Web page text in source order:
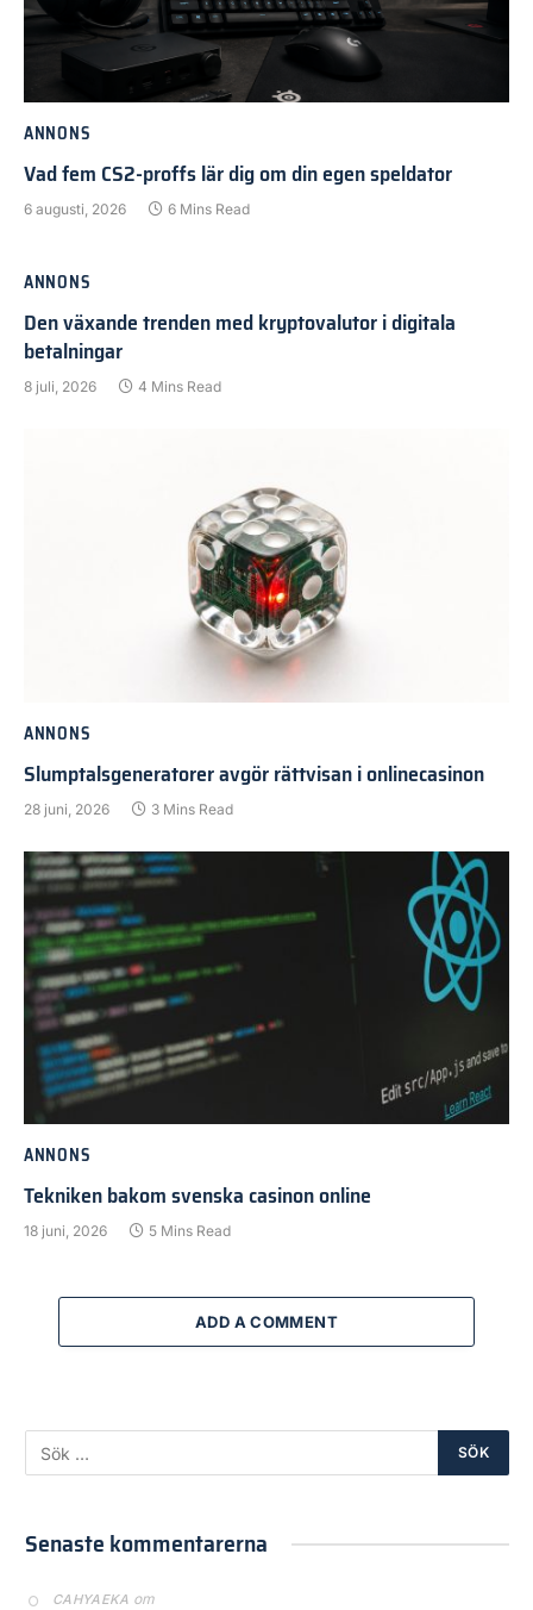
ANNONS
Vad fem CS2-proffs lär dig om din egen speldator
6 augusti, 2026 6 Mins Read
ANNONS
Den växande trenden med kryptovalutor i digitala
betalningar
8 juli, 2026 4 Mins Read
ANNONS
Slumptalsgeneratorer avgör rättvisan i onlinecasinon
28 juni, 2026 3 Mins Read
ANNONS
Tekniken bakom svenska casinon online
18 juni, 2026 5 Mins Read
ADD A COMMENT
Senaste kommentarerna
CAHYAEKA om